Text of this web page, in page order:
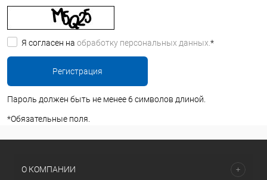
Я согласен на обработку персональных данных. *
Пароль должен быть не менее 6 символов длиной.
*Обязательные поля.
О КОМПАНИИ